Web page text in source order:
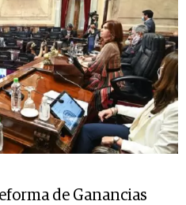
de Ganancias